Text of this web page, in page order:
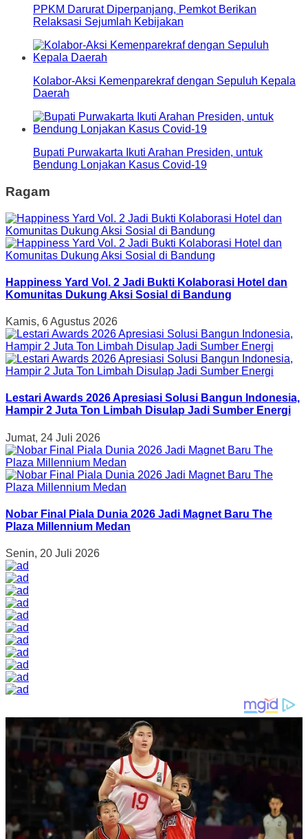
PPKM Darurat Diperpanjang, Pemkot Berikan
Relaksasi Sejumlah Kebijakan
Kolabor-Aksi Kemenparekraf dengan Sepuluh Kepala
Daerah
Bupati Purwakarta Ikuti Arahan Presiden, untuk
Bendung Lonjakan Kasus Covid-19
Ragam
Happiness Yard Vol. 2 Jadi Bukti Kolaborasi Hotel dan
Komunitas Dukung Aksi Sosial di Bandung
Kamis, 6 Agustus 2026
Lestari Awards 2026 Apresiasi Solusi Bangun Indonesia,
Hampir 2 Juta Ton Limbah Disulap Jadi Sumber Energi
Jumat, 24 Juli 2026
Nobar Final Piala Dunia 2026 Jadi Magnet Baru The
Plaza Millennium Medan
Senin, 20 Juli 2026